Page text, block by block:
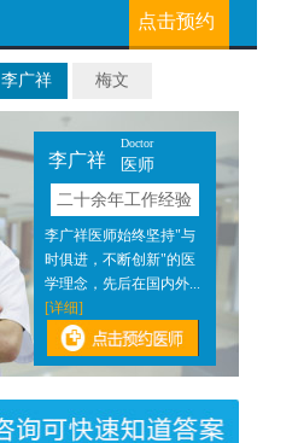
点击预约
李广祥 梅文
李广祥
Doctor
医师
二十余年工作经验
李广祥医师始终坚持"与
时俱进，不断创新"的医
学理念，先后在国内外...
[详细]